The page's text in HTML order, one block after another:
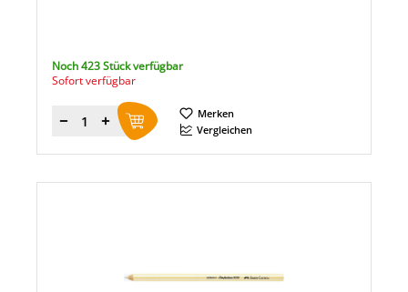
Noch 423 Stück verfügbar
Sofort verfügbar
Menge
Merken
Vergleichen